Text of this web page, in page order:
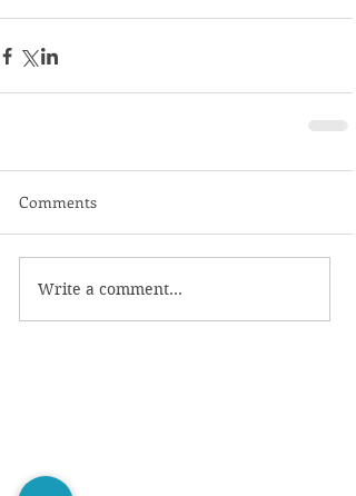
Comments
Write a comment...